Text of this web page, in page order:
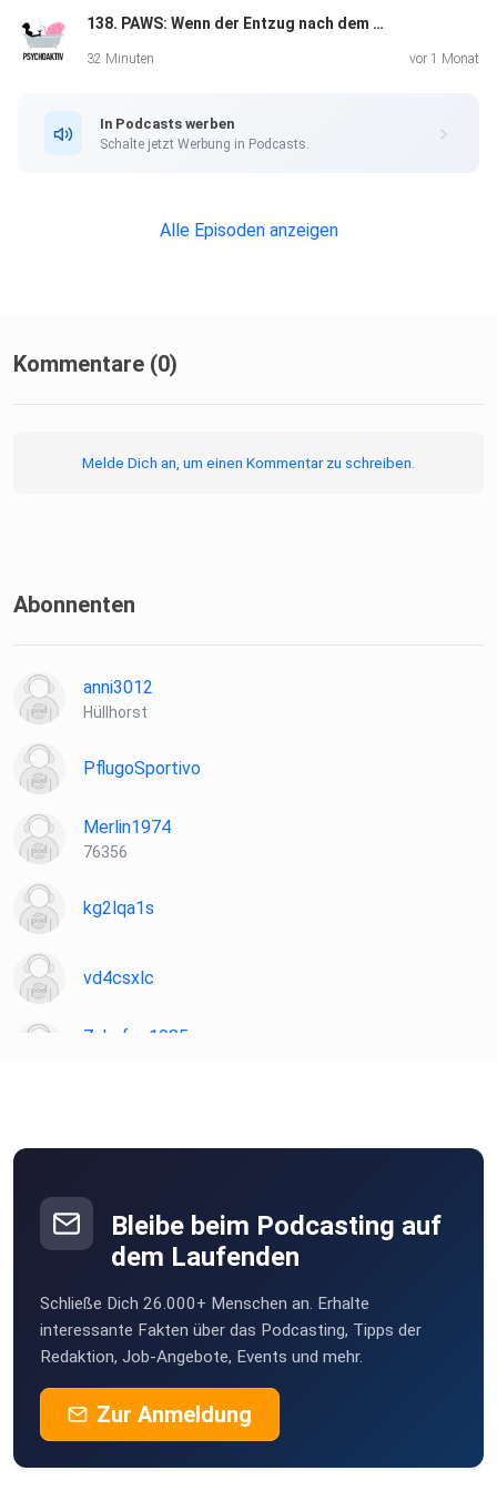
Garantie
risikofrei testen.
WhatsApp-Channel
Zuhörerumfrage
Psychoaktiv-Merch
138. PAWS: Wenn der Entzug nach dem Entzug kommt
32 Minuten vor 1 Monat
In Podcasts werben
Schalte jetzt Werbung in Podcasts.
Alle Episoden anzeigen
Kommentare (0)
Melde Dich an, um einen Kommentar zu schreiben.
Abonnenten
anni3012
Hüllhorst
PflugoSportivo
Merlin1974
76356
kg2lqa1s
vd4csxlc
Zahnfee1985
bisa2210
Leipzig
Martfeld
Bleibe beim Podcasting auf
dem Laufenden
Schließe Dich 26.000+ Menschen an. Erhalte
interessante Fakten über das Podcasting, Tipps der
Redaktion, Job-Angebote, Events und mehr.
Zur Anmeldung